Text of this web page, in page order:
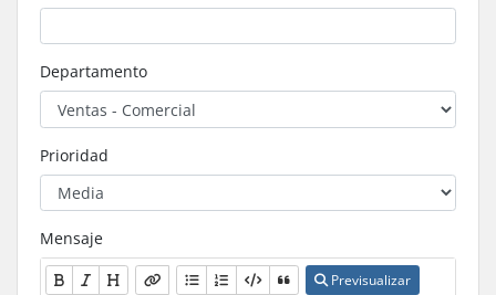
Departamento
Prioridad
Mensaje
Previsualizar